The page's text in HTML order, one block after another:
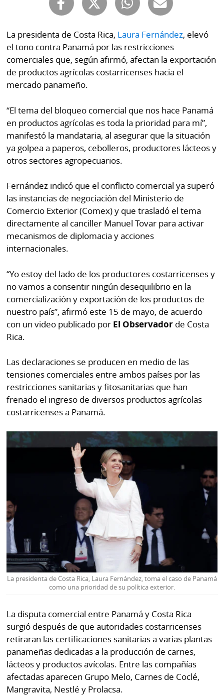
Buscador
Catálogos
Lotería
digital
Luctuosas
RSS
Temas
Autores
Notas
lector
Buenas
prácticas
OTROS
SITIOS
Metro
Metro
Panamá
Tus
Tiquetes
Cero
Corprensa
Mi
Diario
Ellas
Club
La
Prensa
Busca
Fácil
por
Hoy
⌾
⌾
Cual
⌾
Sabrina
Censura
La presidenta de Costa Rica, Laura Fernández, elevó
el tono contra Panamá por las restricciones
comerciales que, según afirmó, afectan la exportación
de productos agrícolas costarricenses hacia el
mercado panameño.
“El tema del bloqueo comercial que nos hace Panamá
en productos agrícolas es toda la prioridad para mí”,
manifestó la mandataria, al asegurar que la situación
ya golpea a paperos, cebolleros, productores lácteos y
otros sectores agropecuarios.
Fernández indicó que el conflicto comercial ya superó
las instancias de negociación del Ministerio de
Comercio Exterior (Comex) y que trasladó el tema
directamente al canciller Manuel Tovar para activar
mecanismos de diplomacia y acciones
internacionales.
“Yo estoy del lado de los productores costarricenses y
no vamos a consentir ningún desequilibrio en la
comercialización y exportación de los productos de
nuestro país”, afirmó este 15 de mayo, de acuerdo
con un video publicado por El Observador de Costa
Rica.
Las declaraciones se producen en medio de las
tensiones comerciales entre ambos países por las
restricciones sanitarias y fitosanitarias que han
frenado el ingreso de diversos productos agrícolas
costarricenses a Panamá.
La presidenta de Costa Rica, Laura Fernández, toma el caso de Panamá
como una prioridad de su política exterior.
La disputa comercial entre Panamá y Costa Rica
surgió después de que autoridades costarricenses
retiraran las certificaciones sanitarias a varias plantas
panameñas dedicadas a la producción de carnes,
lácteos y productos avícolas. Entre las compañías
afectadas aparecen Grupo Melo, Carnes de Coclé,
Mangravita, Nestlé y Prolacsa.